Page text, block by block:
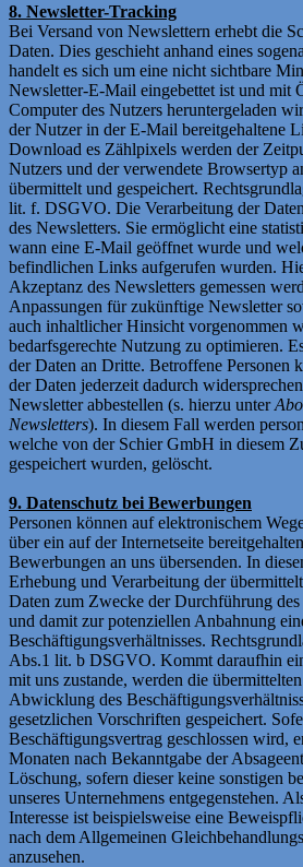
8. Newsletter-Tracking
Bei Versand von Newslettern erhebt die
Daten. Dies geschieht anhand eines
handelt es sich um eine nicht sichtbare
Newsletter-E-Mail eingebettet ist und mit
Computer des Nutzers heruntergeladen
der Nutzer in der E-Mail bereitgehaltene
Download es Zählpixels werden der
Nutzers und der verwendete Browsertyp
übermittelt und gespeichert.
lit. f. DSGVO. Die Verarbeitung der
des Newsletters. Sie ermöglicht eine
wann eine E-Mail geöffnet wurde und
befindlichen Links aufgerufen wurden.
Akzeptanz des Newsletters gemessen
Anpassungen für zukünftige Newsletter
auch inhaltlicher Hinsicht vorgenommen
bedarfsgerechte Nutzung zu optimieren.
der Daten an Dritte. Betroffene Personen
der Daten jederzeit dadurch
Newsletter abbestellen (s. hierzu unter
Newsletters). In diesem Fall werden
welche von der Schier GmbH in diesem
gespeichert wurden, gelöscht.
9. Datenschutz bei Bewerbungen
Personen können auf elektronischem
über ein auf der Internetseite
Bewerbungen an uns übersenden. In
Erhebung und Verarbeitung der
Daten zum Zwecke der Durchführung
und damit zur potenziellen Anbahnung
Beschäftigungsverhältnisses.
Abs.1 lit. b DSGVO. Kommt daraufhin
mit uns zustande, werden die
Abwicklung des
gesetzlichen Vorschriften gespeichert.
Beschäftigungsvertrag geschlossen wird,
Monaten nach Bekanntgabe der
Löschung, sofern dieser keine sonstigen
unseres Unternehmens entgegenstehen.
Interesse ist beispielsweise eine
nach dem Allgemeinen
anzusehen.